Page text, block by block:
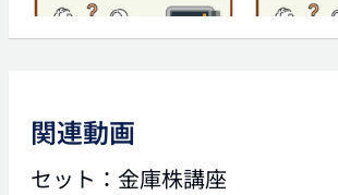
タグ
関連動画
セット：金庫株講座